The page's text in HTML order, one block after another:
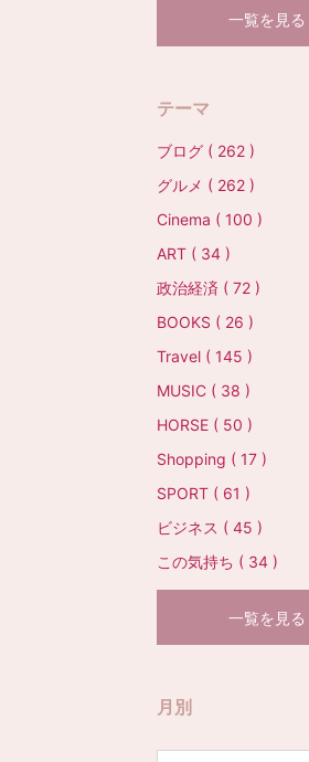
一覧を見る
テーマ
ブログ ( 262 )
グルメ ( 262 )
Cinema ( 100 )
ART ( 34 )
政治経済 ( 72 )
BOOKS ( 26 )
Travel ( 145 )
MUSIC ( 38 )
HORSE ( 50 )
Shopping ( 17 )
SPORT ( 61 )
ビジネス ( 45 )
この気持ち ( 34 )
一覧を見る
月別